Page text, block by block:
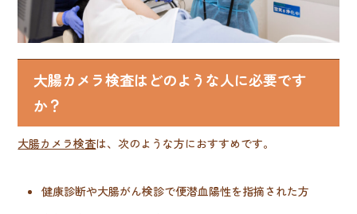
大腸カメラ検査はどのような人に必要です
か？
大腸カメラ検査は、次のような方におすすめです。
健康診断や大腸がん検診で便潜血陽性を指摘された方